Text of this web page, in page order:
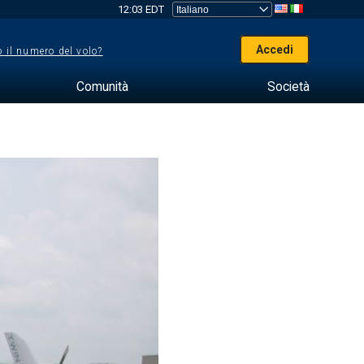
12:03 EDT
il numero del volo? Accedi
Comunità Società